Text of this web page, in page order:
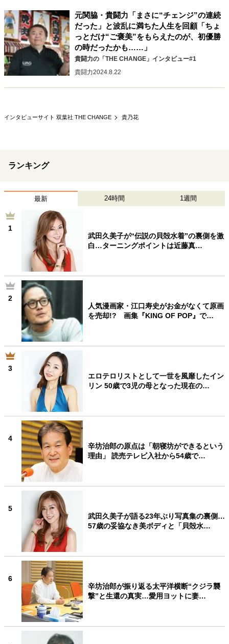
元関脇・貴闘力「まさに“チェンジ”の連続
だった」と波乱に満ちた人生を回顧「ちょ
っとだけ“ご褒美”をもらえたのが、初優勝
の時だったかも……」
貴闘力の「THE CHANGE」インタビュー#1
貴闘力2024.8.22
インタビューサイト 双葉社 THE CHANGE 貴乃花
ランキング
最新 24時間 1週間
1
武田久美子が“伝説の貝殻水着”の裏側を激
白…ターニングポイントは近藤真…
2
人気漫画家・江口寿史がお金がなくて原画
を売却!? 画集『KING OF POP』で…
3
エロテロリストとして一世を風靡したイン
リン 50歳で3児の母となった現在の…
4
辛坊治郎の原点は「朝寝坊ができるという
理由」 読売テレビ入社から54歳で…
5
武田久美子が語る23年ぶり写真集の裏側…
57歳の妥協なき美ボディと「貝殻水…
6
辛坊治郎が振り返る太平洋横断“クジラ襲
撃”と生還の真実…愛用ヨットに妻…